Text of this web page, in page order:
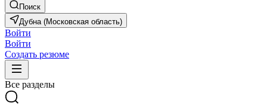
Поиск
Дубна (Московская область)
Войти
Войти
Создать резюме
Все разделы